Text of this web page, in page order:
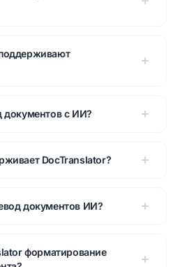
документов с ИИ?
DocTranslator?
документов ИИ?
форматирование